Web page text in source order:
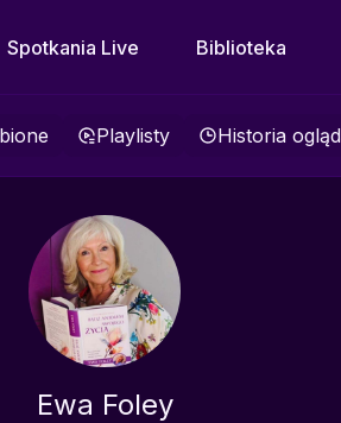
Spotkania Live Biblioteka
Playlisty Historia
Ewa Foley